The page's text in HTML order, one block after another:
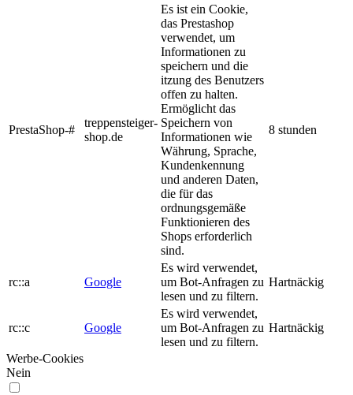
PrestaShop-#
treppensteiger-
shop.de
Es ist ein Cookie,
das Prestashop
verwendet, um
Informationen zu
speichern und die
itzung des Benutzers
offen zu halten.
Ermöglicht das
Speichern von
Informationen wie
Währung, Sprache,
Kundenkennung
und anderen Daten,
die für das
ordnungsgemäße
Funktionieren des
Shops erforderlich
sind.
8 stunden
rc::a Google
Es wird verwendet,
um Bot-Anfragen zu
lesen und zu filtern.
Hartnäckig
rc::c Google
Es wird verwendet,
um Bot-Anfragen zu
lesen und zu filtern.
Hartnäckig
Werbe-Cookies
Nein